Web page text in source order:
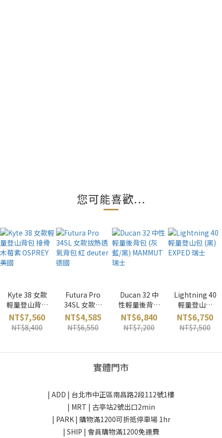
您可能喜歡...
Kyte 38 女款
輕量登山背包
接骨木莓紫
OSPREY 美國
NT$7,560
NT$8,400
Futura Pro
34SL 女款拔
熱透氣背包 紅
deuter 德國
NT$4,585
NT$6,550
Ducan 32 中
性輕量後背包
(灰藍/黑)
MAMMUT 瑞
士
NT$6,840
NT$7,200
Lightning 40
輕量登山包
(黑) EXPED 瑞
士
NT$6,750
NT$7,500
實體門市
| ADD | 台北市中正區南昌路2段112號1樓
| MRT | 古亭站2號出口2min
| PARK | 購物滿1200可折抵停車場 1hr
| SHIP | 會員購物滿1200免運費